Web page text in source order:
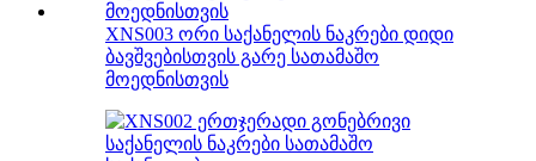
XNS003 ორი საქანელის ნაკრები დიდი
ბავშვებისთვის გარე სათამაშო
მოედნისთვის